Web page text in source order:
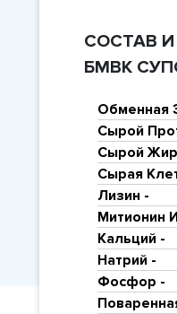
СОСТАВ
БМВК
Обменная
Сырой
Сырой
Сырая
Лизин -
Митионин
Кальций -
Натрий -
Фосфор -